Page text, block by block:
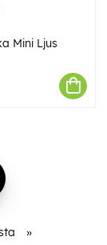
Mini Ljus
»